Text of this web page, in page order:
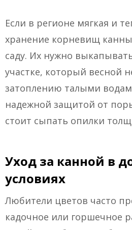
Если в регионе мягкая и
хранение корневищ
саду. Их нужно
участке, который весной
затоплению талыми
надежной защитой от
стоит сыпать опилки
Уход за канной в
условиях
Любители цветов часто
кадочное или горшечное